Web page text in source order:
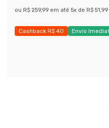
ou R$ 259,99 em até 5x de R$ 51,99
Cashback R$ 40
Envio